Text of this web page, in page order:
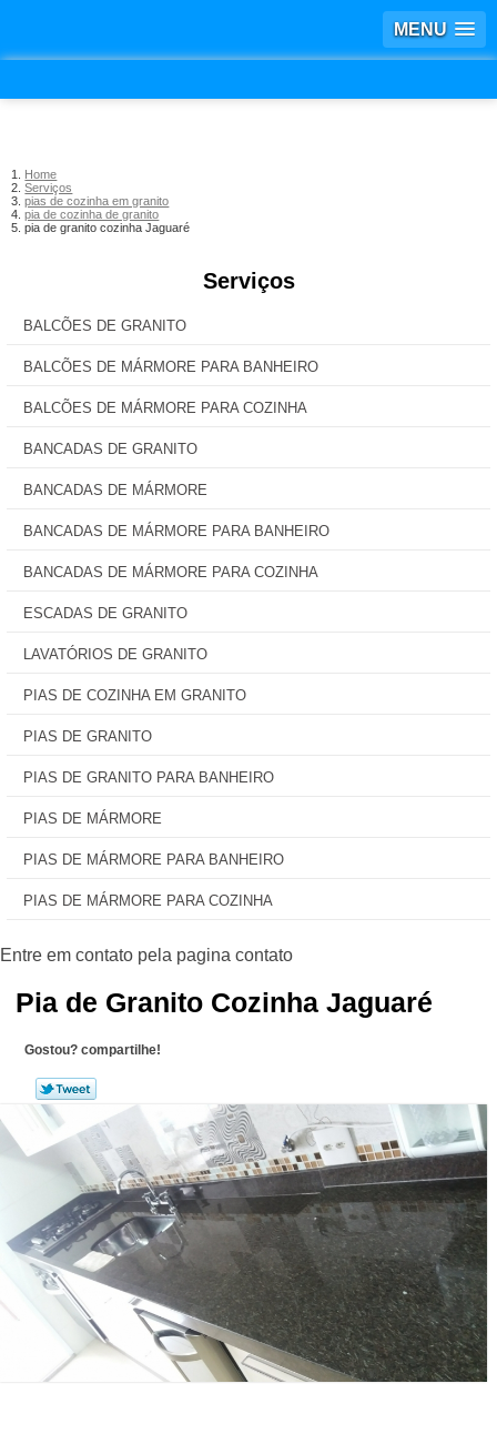
MENU
Home
Serviços
pias de cozinha em granito
pia de cozinha de granito
pia de granito cozinha Jaguaré
Serviços
BALCÕES DE GRANITO
BALCÕES DE MÁRMORE PARA BANHEIRO
BALCÕES DE MÁRMORE PARA COZINHA
BANCADAS DE GRANITO
BANCADAS DE MÁRMORE
BANCADAS DE MÁRMORE PARA BANHEIRO
BANCADAS DE MÁRMORE PARA COZINHA
ESCADAS DE GRANITO
LAVATÓRIOS DE GRANITO
PIAS DE COZINHA EM GRANITO
PIAS DE GRANITO
PIAS DE GRANITO PARA BANHEIRO
PIAS DE MÁRMORE
PIAS DE MÁRMORE PARA BANHEIRO
PIAS DE MÁRMORE PARA COZINHA
Pia de Granito Cozinha Jaguaré
Gostou? compartilhe!